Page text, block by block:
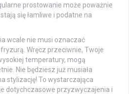
prostowanie może poważnie
się łamliwe i podatne na
wcale nie musi oznaczać
Wręcz przeciwnie, Twoje
temperatury, mogą
Nie będziesz już musiała
stylizację! To wystarczająca
dotychczasowe przyzwyczajenia i